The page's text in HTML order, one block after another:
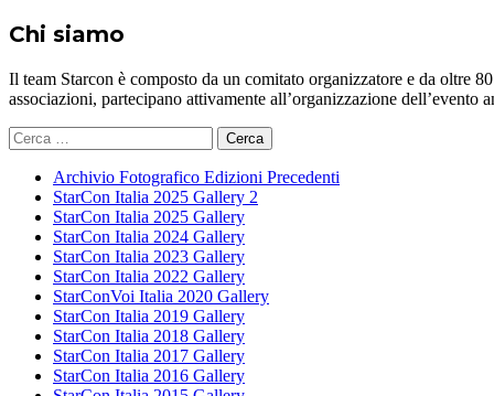
Chi siamo
Il team Starcon è composto da un comitato organizzatore e da oltre
associazioni, partecipano attivamente all’organizzazione
Ricerca
per:
Archivio Fotografico Edizioni Precedenti
StarCon Italia 2025 Gallery 2
StarCon Italia 2025 Gallery
StarCon Italia 2024 Gallery
StarCon Italia 2023 Gallery
StarCon Italia 2022 Gallery
StarConVoi Italia 2020 Gallery
StarCon Italia 2019 Gallery
StarCon Italia 2018 Gallery
StarCon Italia 2017 Gallery
StarCon Italia 2016 Gallery